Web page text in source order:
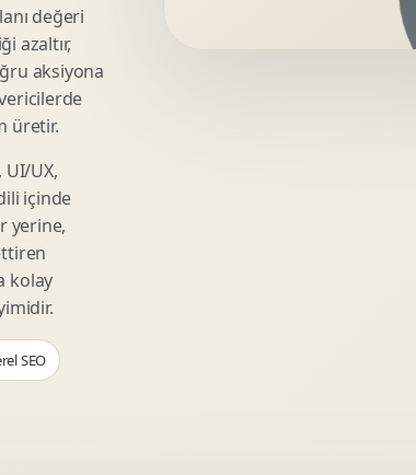
Kreatif Seti
Tasarimi
Gorseli
Tasarimi
değeri
azaltır,
aksiyona
üretir.
UI/UX,
içinde
yerine,
kolay
SEO